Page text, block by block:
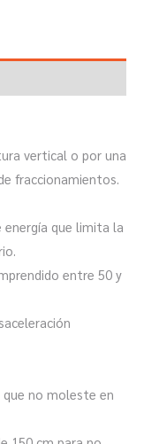
vertical o por una
fraccionamientos.
energía que limita la
entre 50 y
no moleste en